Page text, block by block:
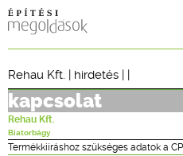
Rehau Kft. | hirdetés | |
kapcsolat
Rehau Kft.
Biatorbágy
Termékkiíráshoz szükséges adatok a